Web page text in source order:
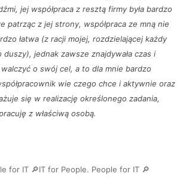
jej współpraca z resztą firmy była bardzo
patrząc z jej strony, współpraca ze mną nie
łatwa (z racji mojej, rozdzielającej każdy
duszy), jednak zawsze znajdywała czas i
o swój cel, a to dla mnie bardzo
wie czego chce i aktywnie oraz
się w realizację określonego zadania,
z właściwą osobą.
for IT 🔎IT for People. People for IT 🔎